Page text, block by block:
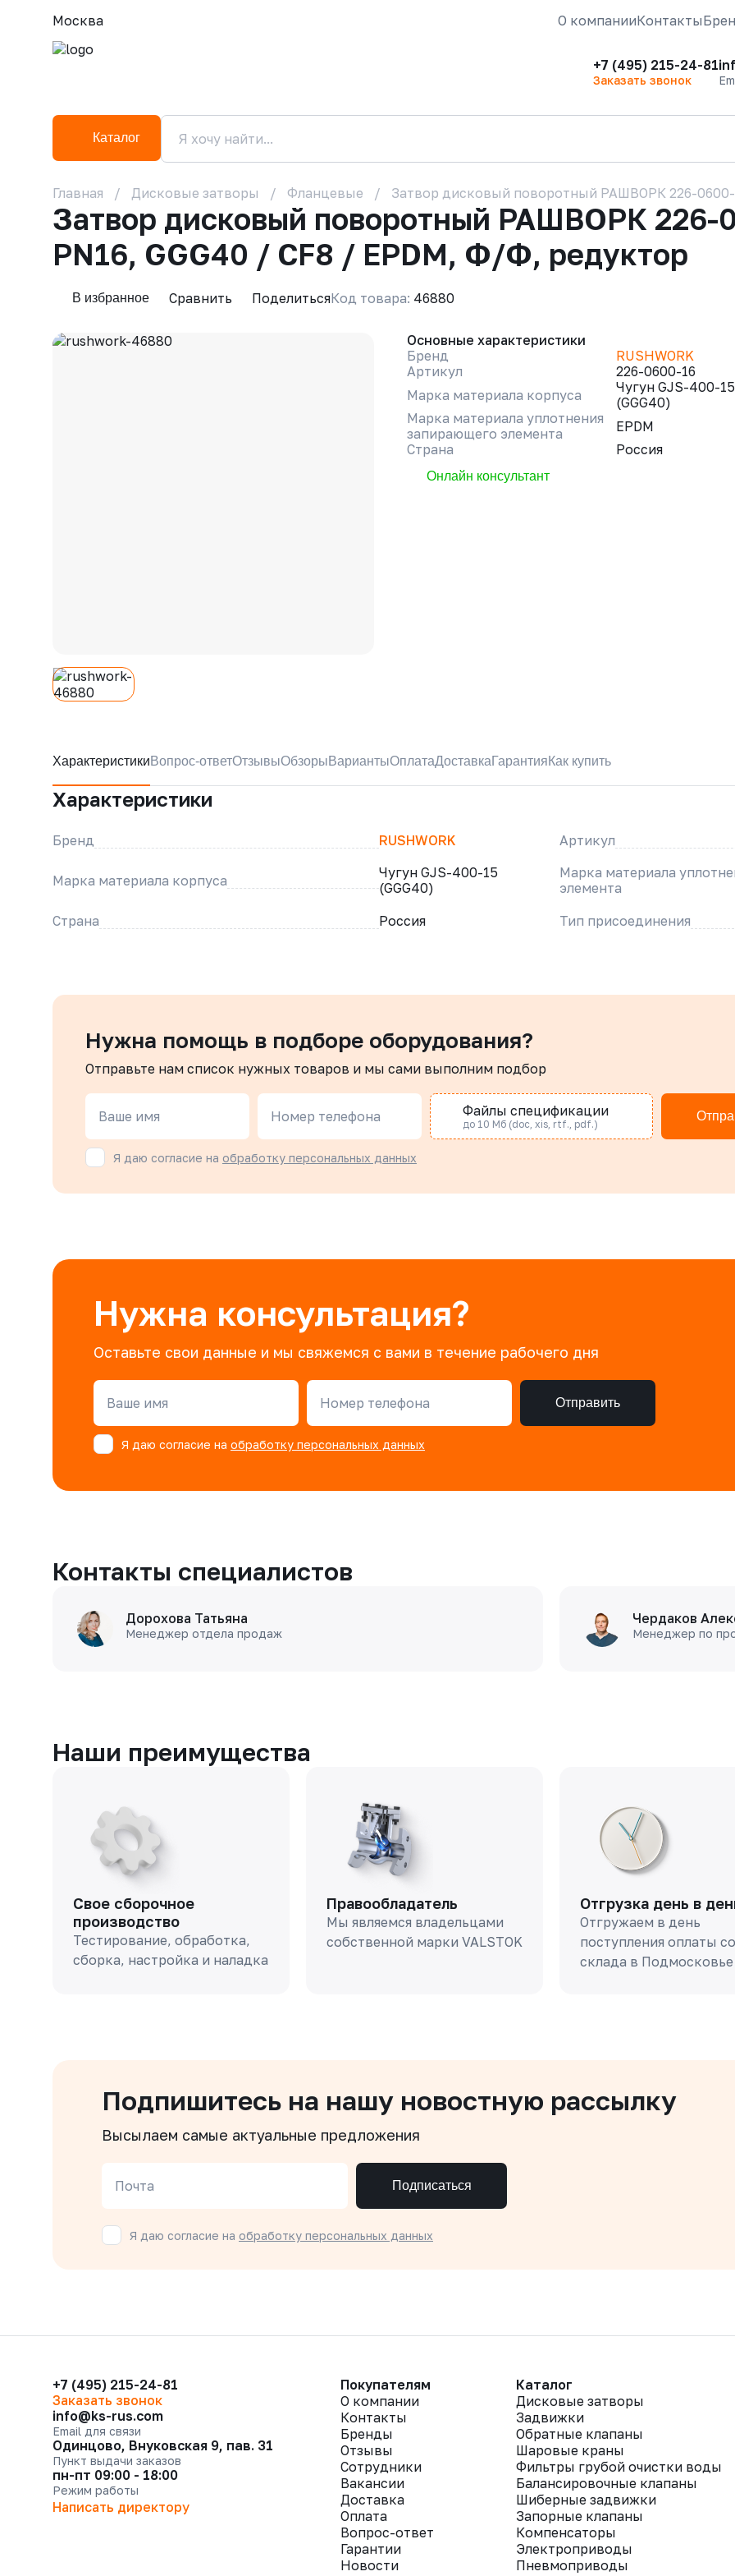
Москва О компанииКонтакты
+7 (495) 215-24-81
Заказать звонок
Каталог
Главная Дисковые затворы Фланцевые Затвор дисковый поворотный РАШВОРК 226-0600-
Затвор дисковый поворотный РАШВОРК 226-
PN16, GGG40 / CF8 / EPDM, Ф/Ф, редуктор
В избранное Сравнить ПоделитьсяКод товара: 46880
Основные характеристики
Бренд
RUSHWORK
Артикул
226-0600-16
Марка материала корпуса
Чугун GJS-400-15
(GGG40)
Марка материала уплотнения
запирающего элемента
EPDM
Страна
Россия
Онлайн консультант
Характеристики Вопрос-ответОтзывыОбзоры ВариантыОплатаДоставка Гарантия Как купить
Характеристики
Бренд RUSHWORK Артикул
Марка материала корпуса
Чугун GJS-400-15
(GGG40)
Марка материала
элемента
Страна
Россия Тип присоединения
Нужна помощь в подборе оборудования?
Отправьте нам список нужных товаров и мы сами выполним подбор
Ваше имя Номер телефона Файлы спецификации
до 10 Мб (doc, xis, rtf., pdf.)
Я даю согласие на обработку персональных данных
Нужна консультация?
Оставьте свои данные и мы свяжемся с вами в течение рабочего дня
Ваше имя Номер телефона Отправить
Я даю согласие на обработку персональных данных
Контакты специалистов
Дорохова Татьяна
Менеджер отдела продаж
Чердаков
Менеджер по
Наши преимущества
Свое сборочное
производство
Тестирование, обработка,
сборка, настройка и наладка
Правообладатель
Мы являемся владельцами
собственной марки VALSTOK
Отгрузка день в
Отгружаем в день
поступления оплаты со
склада в Подмосковье
Подпишитесь на нашу новостную рассылку
Высылаем самые актуальные предложения
Почта Подписаться
Я даю согласие на обработку персональных данных
+7 (495) 215-24-81
Заказать звонок
info@ks-rus.com
Email для связи
Одинцово, Внуковская 9, пав. 31
Пункт выдачи заказов
пн-пт 09:00 - 18:00
Режим работы
Написать директору
Покупателям
О компании
Контакты
Бренды
Отзывы
Сотрудники
Вакансии
Доставка
Оплата
Вопрос-ответ
Гарантии
Новости
Каталог
Дисковые затворы
Задвижки
Обратные клапаны
Шаровые краны
Фильтры грубой очистки воды
Балансировочные клапаны
Шиберные задвижки
Запорные клапаны
Компенсаторы
Электроприводы
Пневмоприводы